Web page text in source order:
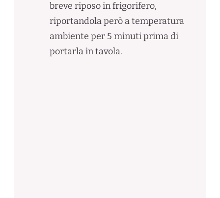
breve riposo in frigorifero,
riportandola però a temperatura
ambiente per 5 minuti prima di
portarla in tavola.